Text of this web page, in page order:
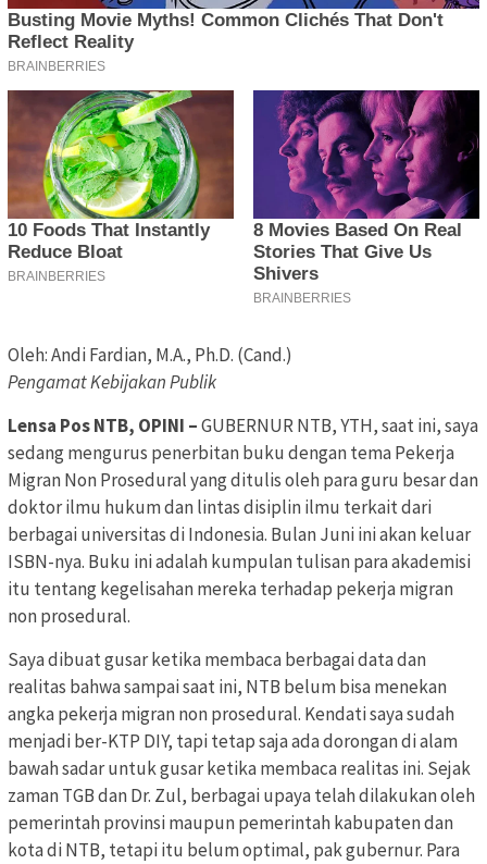
Oleh: Andi Fardian, M.A., Ph.D. (Cand.)
Pengamat Kebijakan Publik
Lensa Pos NTB, OPINI –GUBERNUR NTB, YTH, saat ini, saya
sedang mengurus penerbitan buku dengan tema Pekerja
Migran Non Prosedural yang ditulis oleh para guru besar dan
doktor ilmu hukum dan lintas disiplin ilmu terkait dari
berbagai universitas di Indonesia. Bulan Juni ini akan keluar
ISBN-nya. Buku ini adalah kumpulan tulisan para akademisi
itu tentang kegelisahan mereka terhadap pekerja migran
non prosedural.
Saya dibuat gusar ketika membaca berbagai data dan
realitas bahwa sampai saat ini, NTB belum bisa menekan
angka pekerja migran non prosedural. Kendati saya sudah
menjadi ber-KTP DIY, tapi tetap saja ada dorongan di alam
bawah sadar untuk gusar ketika membaca realitas ini. Sejak
zaman TGB dan Dr. Zul, berbagai upaya telah dilakukan oleh
pemerintah provinsi maupun pemerintah kabupaten dan
kota di NTB, tetapi itu belum optimal, pak gubernur. Para